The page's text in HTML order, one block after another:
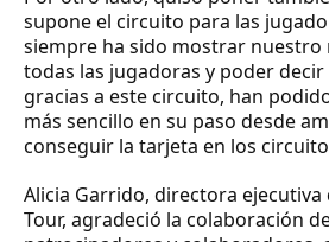
supone el circuito para las
siempre ha sido mostrar nuestro
todas las jugadoras y poder
gracias a este circuito, han
más sencillo en su paso desde
conseguir la tarjeta en los
Alicia Garrido, directora
Tour, agradeció la colaboración